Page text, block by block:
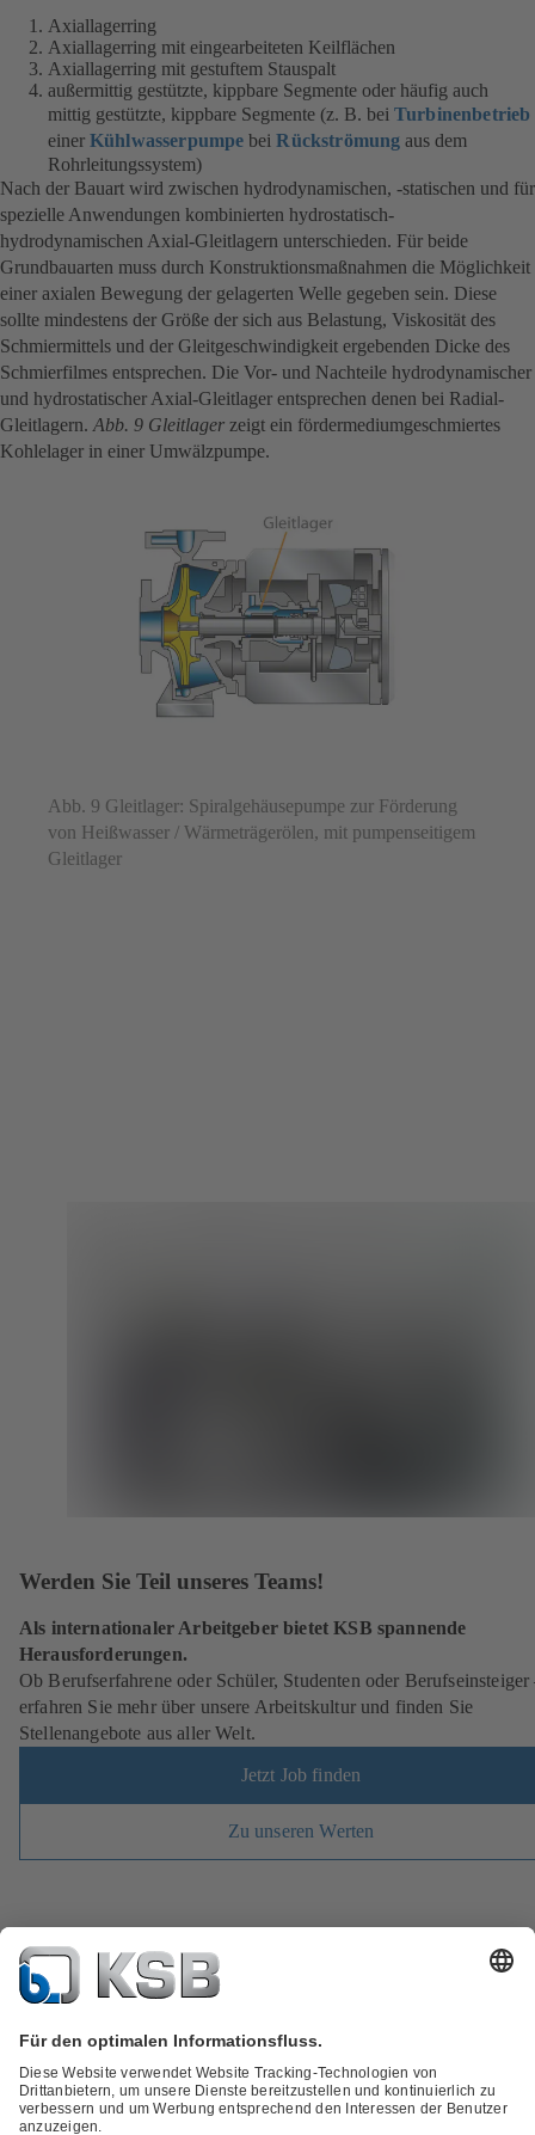
Axiallagerring
Axiallagerring mit eingearbeiteten Keilflächen
Axiallagerring mit gestuftem Stauspalt
außermittig gestützte, kippbare Segmente oder häufig auch
mittig gestützte, kippbare Segmente (z. B. bei Turbinenbetrieb
einer Kühlwasserpumpe beiRückströmung aus dem
Rohrleitungssystem)
Nach der Bauart wird zwischen hydrodynamischen, -statischen und für
spezielle Anwendungen kombinierten hydrostatisch-
hydrodynamischen Axial-Gleitlagern unterschieden. Für beide
Grundbauarten muss durch Konstruktionsmaßnahmen die Möglichkeit
einer axialen Bewegung der gelagerten Welle gegeben sein. Diese
sollte mindestens der Größe der sich aus Belastung, Viskosität des
Schmiermittels und der Gleitgeschwindigkeit ergebenden Dicke des
Schmierfilmes entsprechen. Die Vor- und Nachteile hydrodynamischer
und hydrostatischer Axial-Gleitlager entsprechen denen bei Radial-
Gleitlagern. Abb. 9 Gleitlager zeigt ein fördermediumgeschmiertes
Kohlelager in einer Umwälzpumpe.
Abb. 9 Gleitlager: Spiralgehäusepumpe zur Förderung
von Heißwasser / Wärmeträgerölen, mit pumpenseitigem
Gleitlager
Werden Sie Teil unseres Teams!
Als internationaler Arbeitgeber bietet KSB spannende
Herausforderungen.
Ob Berufserfahrene oder Schüler, Studenten oder Berufseinsteiger
erfahren Sie mehr über unsere Arbeitskultur und finden Sie
Stellenangebote aus aller Welt.
Jetzt Job finden
Zu unseren Werten